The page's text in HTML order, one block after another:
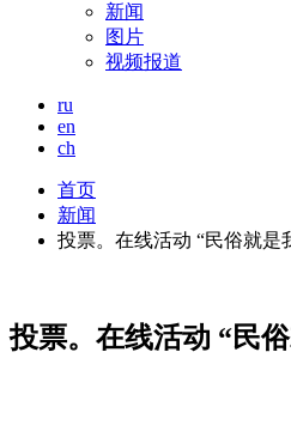
新闻
图片
视频报道
ru
en
ch
首页
新闻
投票。在线活动 “民俗就是
投票。在线活动 “民